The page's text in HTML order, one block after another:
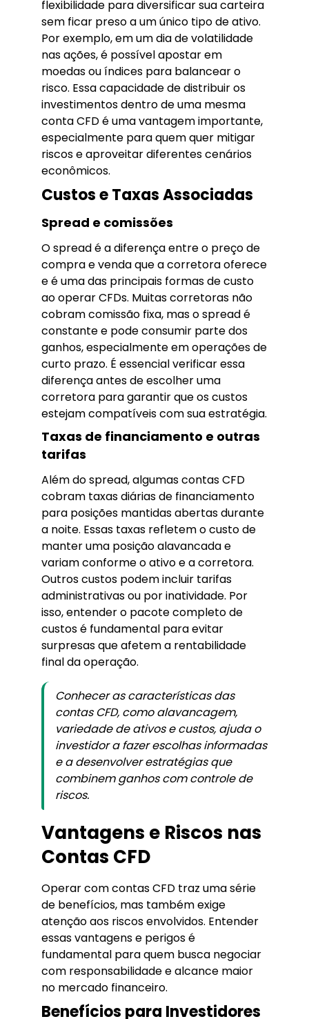
flexibilidade para diversificar sua carteira
sem ficar preso a um único tipo de ativo.
Por exemplo, em um dia de volatilidade
nas ações, é possível apostar em
moedas ou índices para balancear o
risco. Essa capacidade de distribuir os
investimentos dentro de uma mesma
conta CFD é uma vantagem importante,
especialmente para quem quer mitigar
riscos e aproveitar diferentes cenários
econômicos.
Custos e Taxas Associadas
Spread e comissões
O spread é a diferença entre o preço de
compra e venda que a corretora oferece
e é uma das principais formas de custo
ao operar CFDs. Muitas corretoras não
cobram comissão fixa, mas o spread é
constante e pode consumir parte dos
ganhos, especialmente em operações de
curto prazo. É essencial verificar essa
diferença antes de escolher uma
corretora para garantir que os custos
estejam compatíveis com sua estratégia.
Taxas de financiamento e outras
tarifas
Além do spread, algumas contas CFD
cobram taxas diárias de financiamento
para posições mantidas abertas durante
a noite. Essas taxas refletem o custo de
manter uma posição alavancada e
variam conforme o ativo e a corretora.
Outros custos podem incluir tarifas
administrativas ou por inatividade. Por
isso, entender o pacote completo de
custos é fundamental para evitar
surpresas que afetem a rentabilidade
final da operação.
Conhecer as características das
contas CFD, como alavancagem,
variedade de ativos e custos, ajuda o
investidor a fazer escolhas informadas
e a desenvolver estratégias que
combinem ganhos com controle de
riscos.
Vantagens e Riscos nas
Contas CFD
Operar com contas CFD traz uma série
de benefícios, mas também exige
atenção aos riscos envolvidos. Entender
essas vantagens e perigos é
fundamental para quem busca negociar
com responsabilidade e alcance maior
no mercado financeiro.
Benefícios para Investidores